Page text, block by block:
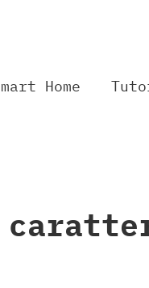
Home